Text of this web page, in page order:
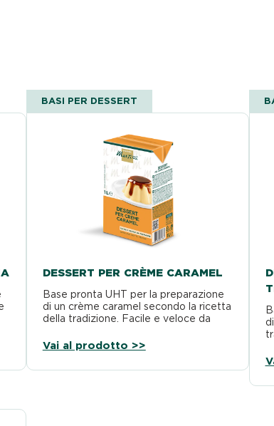
BASI PER DESSERT
DESSERT PER CRÈME CARAMEL
Base pronta UHT per la preparazione
di un crème caramel secondo la ricetta
della tradizione. Facile e veloce da
Vai al prodotto >>